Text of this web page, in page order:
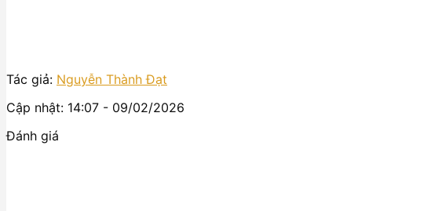
Tác giả: Nguyễn Thành Đạt
Cập nhật: 14:07 - 09/02/2026
Đánh giá